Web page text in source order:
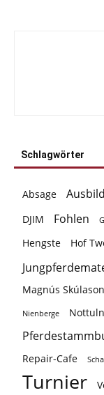
Schlagwörter
Absage
DJIM
Fohlen
Hengste
Hof
Magnús Skúlason
Nienberge Nottuln
Repair-Cafe
Turnier